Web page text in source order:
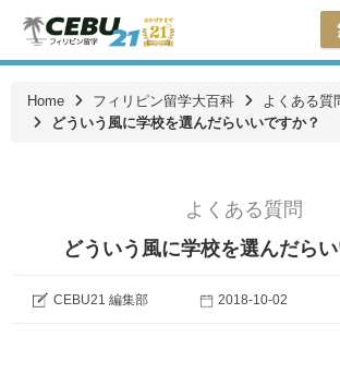
Home フィリピン留学大百科
よくある質
どういう風に学校を選んだらいいですか？
よくある質問
どういう風に学校を選んだら
CEBU21 編集部 2018-10-02